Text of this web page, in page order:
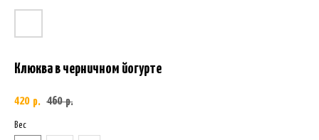
Клюква в черничном йогурте
420 р. 460 р.
Вес